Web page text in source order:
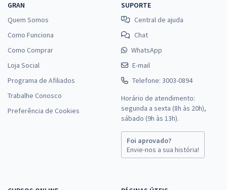
GRAN
Quem Somos
Como Funciona
Como Comprar
Loja Social
Programa de Afiliados
Trabalhe Conosco
Preferência de Cookies
SUPORTE
Central de ajuda
Chat
WhatsApp
E-mail
Telefone: 3003-0894
Horário de atendimento:
segunda a sexta (8h às 20h),
sábado (9h às 13h).
Foi aprovado?
Envie-nos a sua história!